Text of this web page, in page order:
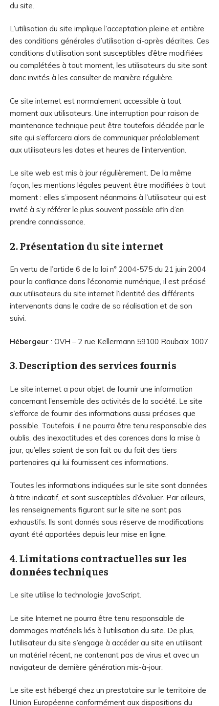
du site.
L’utilisation du site implique l’acceptation pleine et entière
des conditions générales d’utilisation ci-après décrites. Ces
conditions d’utilisation sont susceptibles d’être modifiées
ou complétées à tout moment, les utilisateurs du site sont
donc invités à les consulter de manière régulière.
Ce site internet est normalement accessible à tout
moment aux utilisateurs. Une interruption pour raison de
maintenance technique peut être toutefois décidée par le
site qui s’efforcera alors de communiquer préalablement
aux utilisateurs les dates et heures de l’intervention.
Le site web est mis à jour régulièrement. De la même
façon, les mentions légales peuvent être modifiées à tout
moment : elles s’imposent néanmoins à l’utilisateur qui est
invité à s’y référer le plus souvent possible afin d’en
prendre connaissance.
2. Présentation du site internet
En vertu de l’article 6 de la loi n° 2004-575 du 21 juin 2004
pour la confiance dans l’économie numérique, il est précisé
aux utilisateurs du site internet l’identité des différents
intervenants dans le cadre de sa réalisation et de son
suivi.
Hébergeur : OVH – 2 rue Kellermann 59100 Roubaix 1007
3. Description des services fournis
Le site internet a pour objet de fournir une information
concernant l’ensemble des activités de la société. Le site
s’efforce de fournir des informations aussi précises que
possible. Toutefois, il ne pourra être tenu responsable des
oublis, des inexactitudes et des carences dans la mise à
jour, qu’elles soient de son fait ou du fait des tiers
partenaires qui lui fournissent ces informations.
Toutes les informations indiquées sur le site sont données
à titre indicatif, et sont susceptibles d’évoluer. Par ailleurs,
les renseignements figurant sur le site ne sont pas
exhaustifs. Ils sont donnés sous réserve de modifications
ayant été apportées depuis leur mise en ligne.
4. Limitations contractuelles sur les
données techniques
Le site utilise la technologie JavaScript.
Le site Internet ne pourra être tenu responsable de
dommages matériels liés à l’utilisation du site. De plus,
l’utilisateur du site s’engage à accéder au site en utilisant
un matériel récent, ne contenant pas de virus et avec un
navigateur de dernière génération mis-à-jour.
Le site est hébergé chez un prestataire sur le territoire de
l’Union Européenne conformément aux dispositions du